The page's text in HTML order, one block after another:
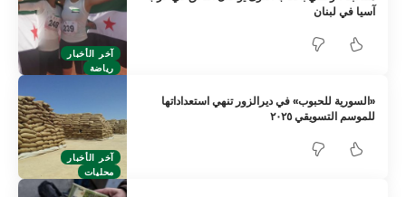
آخر الأخبار
رياضة
آسيا في لبنان
آخر الأخبار
محليات
«السورية للحبوب» في ديرالزور تنهي استعداداتها
للموسم التسويقي ٢٠٢٥